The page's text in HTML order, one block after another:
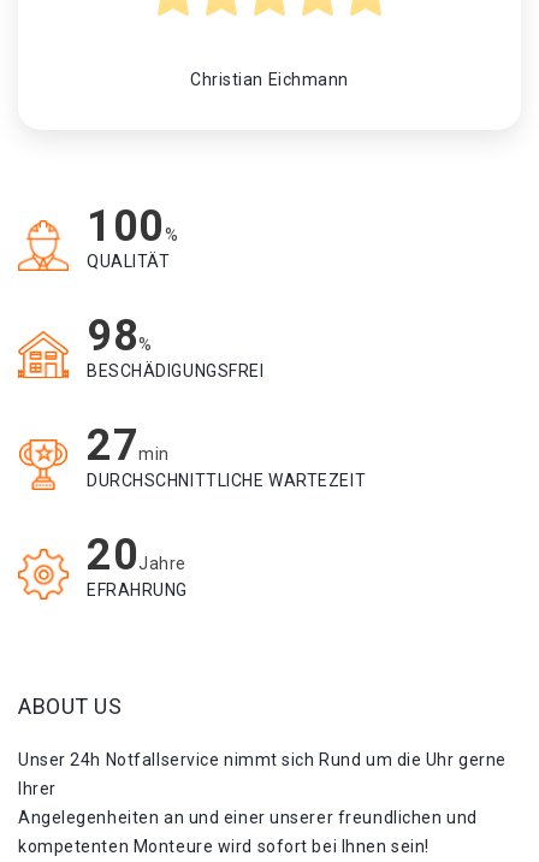
Christian Eichmann
100%
QUALITÄT
98%
BESCHÄDIGUNGSFREI
27min
DURCHSCHNITTLICHE WARTEZEIT
20Jahre
EFRAHRUNG
ABOUT US
Unser 24h Notfallservice nimmt sich Rund um die Uhr gerne
Ihrer
Angelegenheiten an und einer unserer freundlichen und
kompetenten Monteure wird sofort bei Ihnen sein!